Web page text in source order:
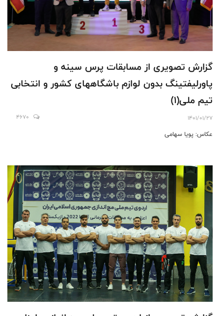
گزارش تصویری از مسابقات پرس سینه و
پاورلیفتینگ بدون لوازم باشگاههای کشور و انتخابی
تیم ملی(1)
1401/01/27
4670
عکاس: پویا سهامی